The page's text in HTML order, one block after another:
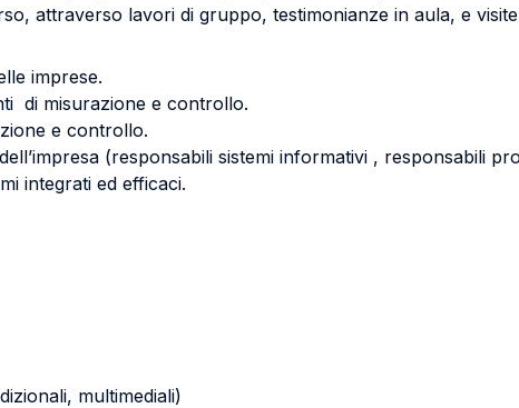
attraverso lavori di gruppo, testimonianze in aula, e
imprese.
di misurazione e controllo.
e controllo.
(responsabili sistemi informativi , responsabili
integrati ed efficaci.
multimediali)